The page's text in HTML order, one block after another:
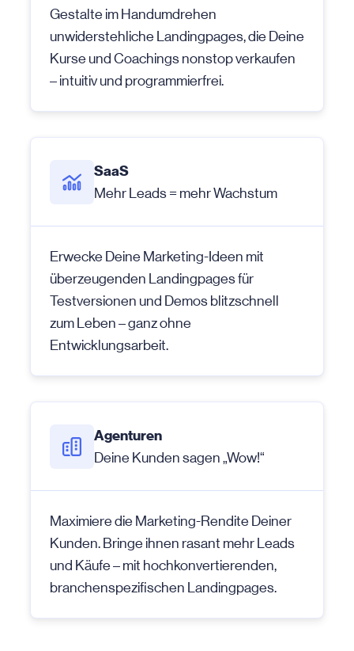
Gestalte im Handumdrehen
unwiderstehliche Landingpages, die Deine
Kurse und Coachings nonstop verkaufen
– intuitiv und programmierfrei.
SaaS
Mehr Leads = mehr Wachstum
Erwecke Deine Marketing-Ideen mit
überzeugenden Landingpages für
Testversionen und Demos blitzschnell
zum Leben – ganz ohne
Entwicklungsarbeit.
Agenturen
Deine Kunden sagen „Wow!“
Maximiere die Marketing-Rendite Deiner
Kunden. Bringe ihnen rasant mehr Leads
und Käufe – mit hochkonvertierenden,
branchenspezifischen Landingpages.